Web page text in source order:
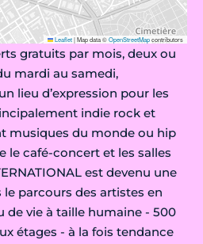
Leaflet|Map data ©OpenStreetMapcontributors
gratuits par mois, deux ou
mardi au samedi,
lieu d’expression pour les
indie rock et
musiques du monde ou hip
le café-concert et les salles
est devenu une
parcours des artistes en
de vie à taille humaine - 500
étages - à la fois tendance